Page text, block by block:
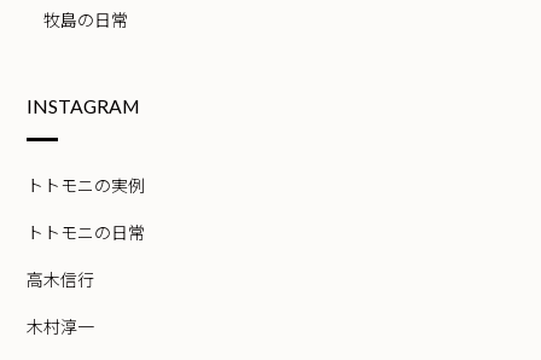
牧島の日常
INSTAGRAM
トトモニの実例
トトモニの日常
高木信行
木村淳一